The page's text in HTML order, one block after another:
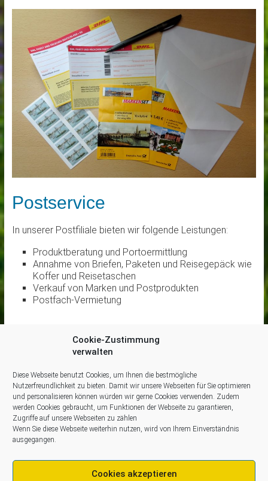
Cookie-Zustimmung
verwalten
Diese Webseite benutzt Cookies, um Ihnen die bestmögliche
Nutzerfreundlichkeit zu bieten. Damit wir unsere Webseiten für Sie optimieren
und personalisieren können würden wir gerne Cookies verwenden. Zudem
werden Cookies gebraucht, um Funktionen der Webseite zu garantieren,
Zugriffe auf unsere Webseiten zu zählen
Wenn Sie diese Webseite weiterhin nutzen, wird von Ihrem Einverständnis
ausgegangen.
Cookies akzeptieren
Postservice
In unserer Postfiliale bieten wir folgende Leistungen:
Produktberatung und Portoermittlung
Annahme von Briefen, Paketen und Reisegepäck wie
Koffer und Reisetaschen
Verkauf von Marken und Postprodukten
Postfach-Vermietung
Dipl.-Ing. (FH) Armin Kellner
Telefon: 09272/1241
Telefax: 09272/963554